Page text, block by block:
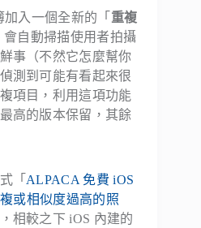
入一個全新的「 重複
會自動掃描使用者拍攝
事（不然它怎麼幫你
測到可能有看起來很
項目，利用這項功能
高的版本保留，其餘
「 ALPACA 免費 iOS
或相似度過高的照
相較之下 iOS 內建的